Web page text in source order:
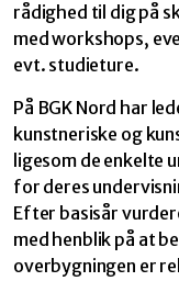
rådighed til dig på
med workshops,
evt. studieture.
På BGK Nord har
kunstneriske og
ligesom de enkelte
for deres
Efter basisår
med henblik på at
overbygningen er